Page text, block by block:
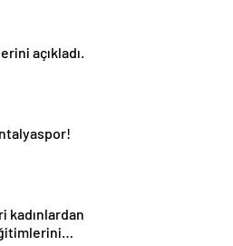
açıkladı.
kadınlardan